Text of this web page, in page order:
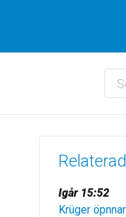
Igår 15:52
Krüger